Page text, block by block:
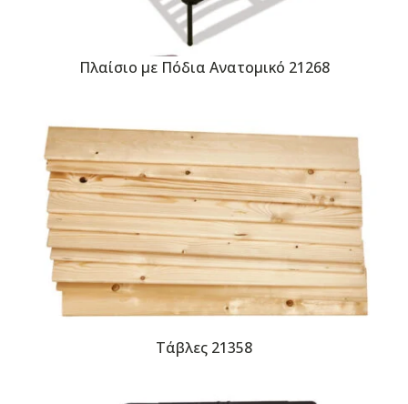
Πλαίσιο με Πόδια Ανατομικό 21268
Τάβλες 21358